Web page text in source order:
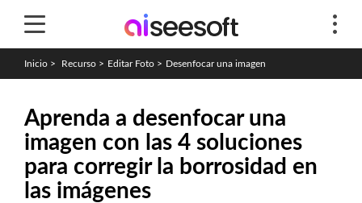
Inicio > Recurso > Editar Foto > Desenfocar una imagen
Aprenda a desenfocar una
imagen con las 4 soluciones
para corregir la borrosidad en
las imágenes